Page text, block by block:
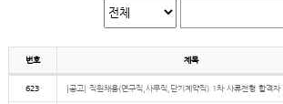
번호 제목
623 [공고] 직원채용(연구직,사무직,단기계약직) 1차 사류전형 합격자